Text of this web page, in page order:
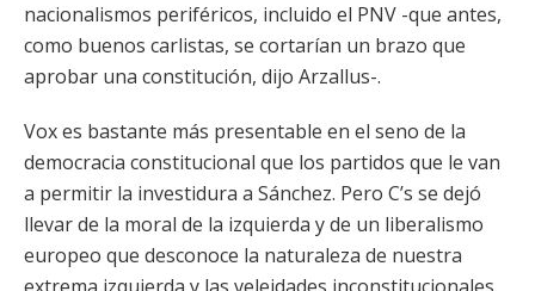
nacionalismos periféricos, incluido el PNV -que antes,
como buenos carlistas, se cortarían un brazo que
aprobar una constitución, dijo Arzallus-.
Vox es bastante más presentable en el seno de la
democracia constitucional que los partidos que le van
a permitir la investidura a Sánchez. Pero C’s se dejó
llevar de la moral de la izquierda y de un liberalismo
europeo que desconoce la naturaleza de nuestra